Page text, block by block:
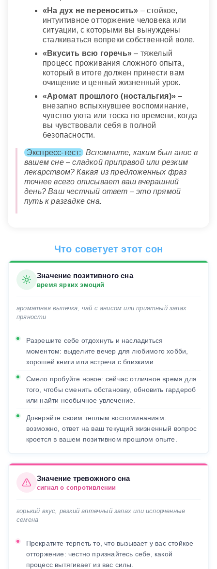
«На дух не переносить» – стойкое,
интуитивное отторжение человека или
ситуации, с которыми вы вынуждены
сталкиваться вопреки собственной воле.
«Вкусить всю горечь» – тяжелый
процесс проживания сложного опыта,
который в итоге должен принести вам
очищение и ценный жизненный урок.
«Аромат прошлого (ностальгия)» –
внезапно вспыхнувшее воспоминание,
чувство уюта или тоска по времени, когда
вы чувствовали себя в полной
безопасности.
Экспресс-тест:
Вспомните, каким был анис в
вашем сне – сладкой приправой или резким
лекарством? Какая из предложенных фраз
точнее всего описывает ваш вчерашний
день? Ваш честный ответ – это прямой
путь к разгадке сна.
Что советует этот сон
Значение позитивного сна
время ярких эмоций
ароматная выпечка, чай с анисом или приятный запах
пряности
Разрешите себе отдохнуть и насладиться
моментом: выделите вечер для любимого хобби,
хорошей книги или встречи с близкими.
Смело пробуйте новое: сейчас отличное время для
того, чтобы сменить обстановку, обновить гардероб
или найти необычное увлечение.
Доверяйте своим теплым воспоминаниям:
возможно, ответ на ваш текущий жизненный вопрос
кроется в вашем позитивном прошлом опыте.
Значение тревожного сна
сигнал о сопротивлении
горький вкус, резкий аптечный запах или испорченные
семена
Прекратите терпеть то, что вызывает у вас стойкое
отторжение: честно признайтесь себе, какой
процесс вытягивает из вас силы.